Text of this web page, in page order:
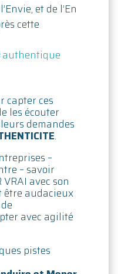
et de l’En
cette
capter ces
les écouter
demandes
.
–
– savoir
VRAI avec son
être audacieux
avec agilité
pistes